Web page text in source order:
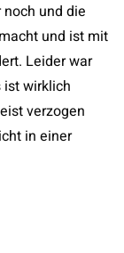
und die
und ist mit
Leider war
ist wirklich
verzogen
in einer